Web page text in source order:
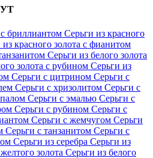
бриллиантом Серьги из красного
красного золота с фианитом
Серьги из белого золота
золота с рубином Серьги из
Серьги с цитрином Серьги с
Серьги с хризолитом Серьги с
Серьги с эмалью Серьги с
Серьги с рубином Серьги с
Серьги с жемчугом Серьги
Серьги с танзанитом Серьги с
Серьги из серебра Серьги из
золота Серьги из белого